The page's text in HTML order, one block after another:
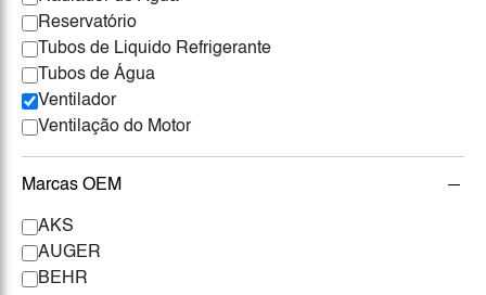
Reservatório
Tubos de Liquido Refrigerante
Tubos de Água
Ventilador
Ventilação do Motor
Marcas OEM
AKS
AUGER
BEHR